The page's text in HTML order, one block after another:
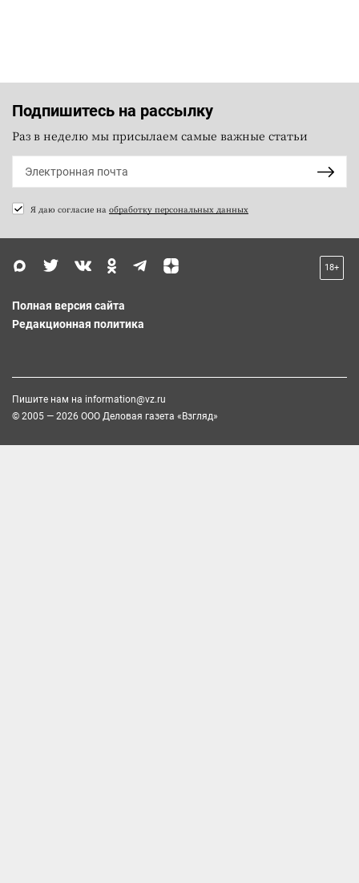
Подпишитесь на рассылку
Раз в неделю мы присылаем самые важные статьи
Я даю согласие на обработку персональных данных
18+
Полная версия сайта
Редакционная политика
Пишите нам на information@vz.ru
© 2005 — 2026 ООО Деловая газета «Взгляд»